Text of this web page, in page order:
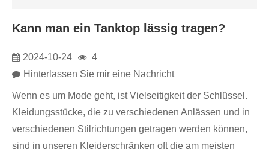
Kann man ein Tanktop lässig tragen?
2024-10-24
4
Hinterlassen Sie mir eine Nachricht
Wenn es um Mode geht, ist Vielseitigkeit der Schlüssel.
Kleidungsstücke, die zu verschiedenen Anlässen und in
verschiedenen Stilrichtungen getragen werden können,
sind in unseren Kleiderschränken oft die am meisten